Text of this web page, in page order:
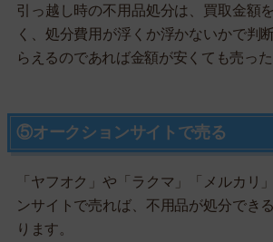
引っ越し時の不用品処分は、買取金額
く、処分費用が浮くか浮かないかで判
らえるのであれば金額が安くても売っ
⑤オークションサイトで売る
「ヤフオク」や「ラクマ」「メルカリ
ンサイトで売れば、不用品が処分でき
ります。